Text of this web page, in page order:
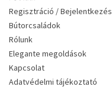
Regisztráció / Bejelentkezés
Bútorcsaládok
Rólunk
Elegante megoldások
Kapcsolat
Adatvédelmi tájékoztató